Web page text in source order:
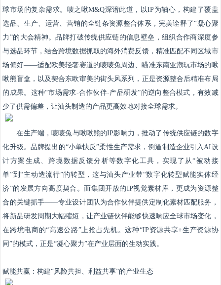
球市场的复杂需求。唛之啾M&Q深谙此道，以IP为轴心，构建了覆盖
选品、生产、运营、营销的全链条资源整合体系，完美诠释了“凝心聚
力”的大会精神。品牌打破传统供应链的信息壁垒，组织合作商深度参
与选品环节，结合跨境数据抓取的海外消费反馈，精准匹配不同区域市
场偏好——适配欧美轻奢赛道的唛唛兔周边、瞄准东南亚潮玩市场的啾
啾熊盲盒，以及契合东欧审美的街头风系列，正是资源整合后精准布局
的成果。这种“市场需求-合作伙伴-产品研发”的逆向整合模式，有效减
少了供需偏差，让汕头制造的产品更高效地对接全球需求。
在生产端，唛唛兔与啾啾熊的IP影响力，推动了传统供应链的数字
化升级。品牌提出的“小单快反”柔性生产需求，倒逼制造企业引入AI设
计方案生成、跨境数据反馈分析等数字化工具，实现了从“被动接
单”到“主动造流行”的转型，这与汕头产业带“数字化转型赋能实体经
济”的发展方向高度契合。而集团开放的IP视觉素材库，更成为资源整
合的关键抓手——专业设计团队为合作伙伴提供定制化素材匹配服务，
将新品研发周期大幅缩短，让产业链伙伴能够快速响应全球市场变化，
在跨境电商的“高速公路”上抢占先机。这种“IP资源共享+生产资源协
同”的模式，正是“凝心聚力”在产业层面的生动实践。
赋能共赢：构建“风险共担、利益共享”的产业生态